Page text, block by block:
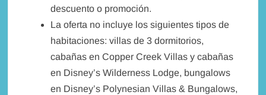
descuento o promoción.
La oferta no incluye los siguientes tipos de
habitaciones: villas de 3 dormitorios,
cabañas en Copper Creek Villas y cabañas
en Disney’s Wilderness Lodge, bungalows
en Disney’s Polynesian Villas & Bungalows,